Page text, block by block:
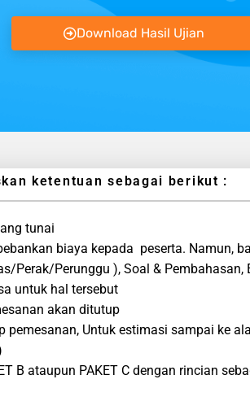
Download Hasil Ujian
ketentuan sebagai berikut :
tunai
biaya kepada peserta. Namun,
Perak/Perunggu ), Soal & Pembahasan,
untuk hal tersebut
akan ditutup
pemesanan, Untuk estimasi sampai ke
B ataupun PAKET C dengan rincian